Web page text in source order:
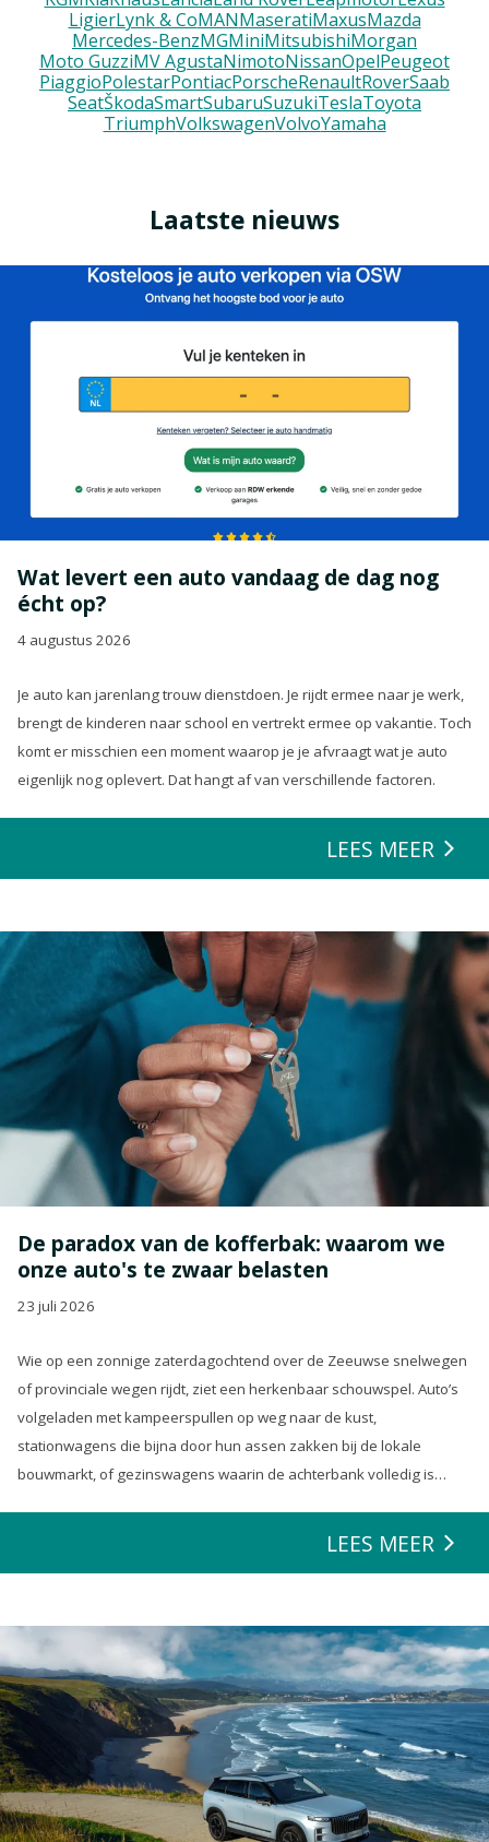
LigierLynk & CoMANMaseratiMaxusMazda
Mercedes-BenzMGMiniMitsubishiMorgan
Moto GuzziMV AgustaNimotoNissanOpelPeugeot
PiaggioPolestarPontiacPorscheRenaultRoverSaab
SeatŠkodaSmartSubaruSuzukiTeslaToyota
TriumphVolkswagenVolvoYamaha
Laatste nieuws
Wat levert een auto vandaag de dag nog
écht op?
4 augustus 2026
Je auto kan jarenlang trouw dienstdoen. Je rijdt ermee naar je werk,
brengt de kinderen naar school en vertrekt ermee op vakantie. Toch
komt er misschien een moment waarop je je afvraagt wat je auto
eigenlijk nog oplevert. Dat hangt af van verschillende factoren.
LEES MEER
De paradox van de kofferbak: waarom we
onze auto's te zwaar belasten
23 juli 2026
Wie op een zonnige zaterdagochtend over de Zeeuwse snelwegen
of provinciale wegen rijdt, ziet een herkenbaar schouwspel. Auto’s
volgeladen met kampeerspullen op weg naar de kust,
stationwagens die bijna door hun assen zakken bij de lokale
bouwmarkt, of gezinswagens waarin de achterbank volledig is
zeulen. We houden van onze auto’s en we verwachten dat ze alles
LEES MEER